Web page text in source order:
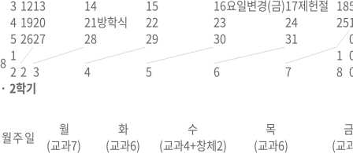
3 1213 14 15 16요일변경(금)17제헌절 18
4 1920 21방학식 22 23 24 25
5 2627 28 29 30 31
8 1 1
2 2 3 4 5 6 7 8
· 2학기
월주일
월
(교과7)
화
(교과6)
수
(교과4+창체2)
목
(교과6)
금
(교